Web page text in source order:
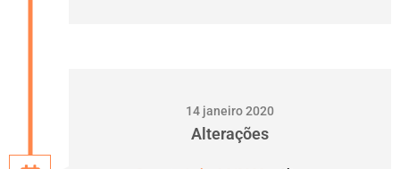
14 janeiro 2020
Alterações